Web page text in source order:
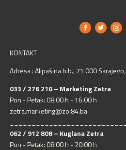
KONTAKT
Adresa : Alipašina b.b., 71 000 Sarajevo,
033 / 276 210 – Marketing Zetra
Pon - Petak: 08:00 h - 16:00 h
zetra.marketing@zoi84.ba
062 / 912 808 – Kuglana Zetra
Pon - Petak: 08:00 h - 20:00 h